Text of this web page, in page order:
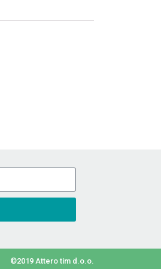
©2019 Attero tim d.o.o.